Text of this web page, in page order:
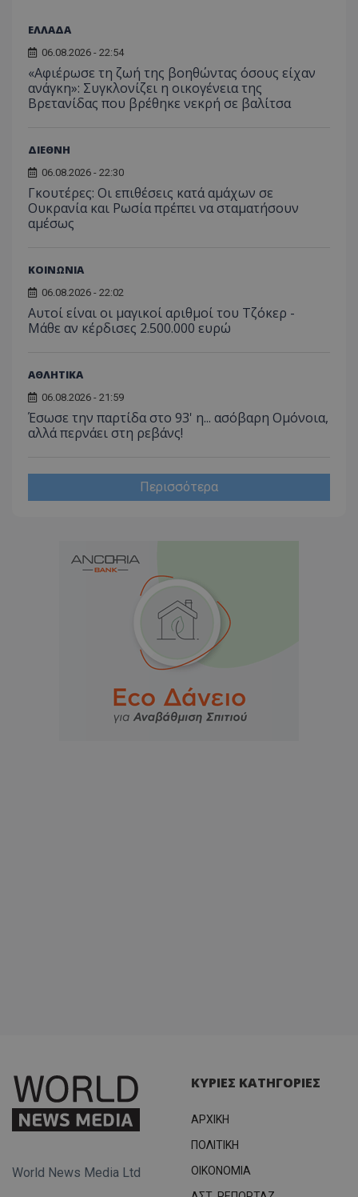
ΕΛΛΑΔΑ
06.08.2026 - 22:54
«Αφιέρωσε τη ζωή της βοηθώντας όσους είχαν
ανάγκη»: Συγκλονίζει η οικογένεια της
Βρετανίδας που βρέθηκε νεκρή σε βαλίτσα
ΔΙΕΘΝΗ
06.08.2026 - 22:30
Γκουτέρες: Οι επιθέσεις κατά αμάχων σε
Ουκρανία και Ρωσία πρέπει να σταματήσουν
αμέσως
ΚΟΙΝΩΝΙΑ
06.08.2026 - 22:02
Αυτοί είναι οι μαγικοί αριθμοί του Τζόκερ -
Μάθε αν κέρδισες 2.500.000 ευρώ
ΑΘΛΗΤΙΚΑ
06.08.2026 - 21:59
Έσωσε την παρτίδα στο 93' η... ασόβαρη Ομόνοια,
αλλά περνάει στη ρεβάνς!
Περισσότερα
World News Media Ltd
ΚΥΡΙΕΣ ΚΑΤΗΓΟΡΙΕΣ
ΑΡΧΙΚΗ
ΠΟΛΙΤΙΚΗ
OIKONOMIA